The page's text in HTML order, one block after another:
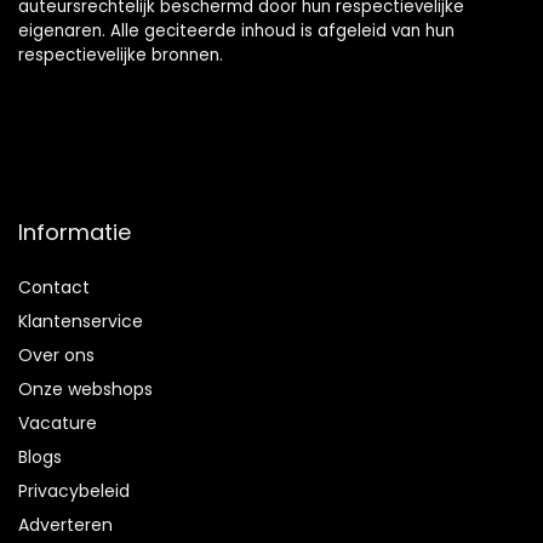
auteursrechtelijk beschermd door hun respectievelijke
eigenaren. Alle geciteerde inhoud is afgeleid van hun
respectievelijke bronnen.
Informatie
Contact
Klantenservice
Over ons
Onze webshops
Vacature
Blogs
Privacybeleid
Adverteren